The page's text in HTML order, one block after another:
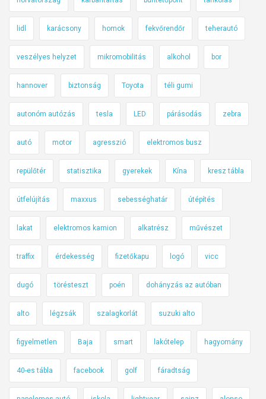
lidl karácsony homok fekvőrendőr teherautó
veszélyes helyzet mikromobilitás alkohol bor
hannover biztonság Toyota téli gumi
autonóm autózás tesla LED párásodás zebra
autó motor agresszió elektromos busz
repülőtér statisztika gyerekek Kína kresz tábla
útfelújítás maxxus sebességhatár útépítés
lakat elektromos kamion alkatrész művészet
traffix érdekesség fizetőkapu logó vicc
dugó törésteszt poén dohányzás az autóban
alto légzsák szalagkorlát suzuki alto
figyelmetlen Baja smart lakótelep hagyomány
40-es tábla facebook golf fáradtság